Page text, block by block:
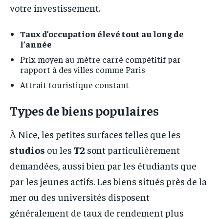
votre investissement.
Taux d’occupation élevé tout au long de
l’année
Prix moyen au mètre carré compétitif par
rapport à des villes comme Paris
Attrait touristique constant
Types de biens populaires
À Nice, les petites surfaces telles que les
studios ou les T2 sont particulièrement
demandées, aussi bien par les étudiants que
par les jeunes actifs. Les biens situés près de la
mer ou des universités disposent
généralement de taux de rendement plus